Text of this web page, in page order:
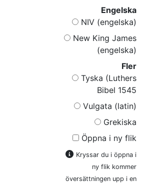
Engelska
NIV (engelska)
New King James
(engelska)
Fler
Tyska (Luthers
Bibel 1545
Vulgata (latin)
Grekiska
Öppna i ny flik
Kryssar du i öppna i
ny flik kommer
översättningen upp i en